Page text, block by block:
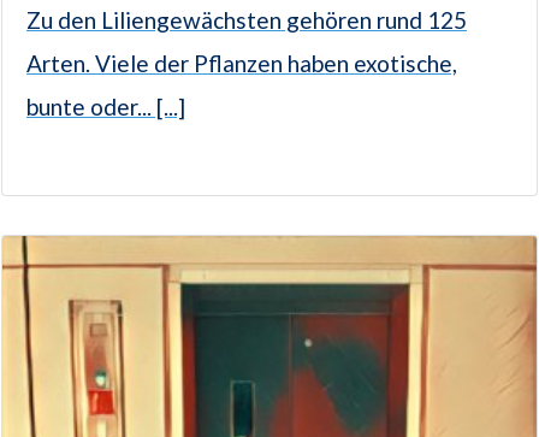
Zu den Liliengewächsten gehören rund 125
Arten. Viele der Pflanzen haben exotische,
bunte oder... [...]